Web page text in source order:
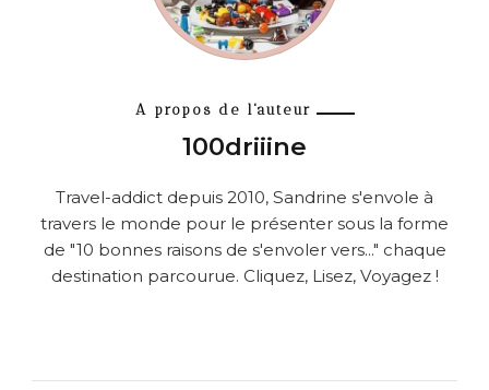
A propos de l'auteur
100driiine
Travel-addict depuis 2010, Sandrine s'envole à
travers le monde pour le présenter sous la forme
de "10 bonnes raisons de s'envoler vers..." chaque
destination parcourue. Cliquez, Lisez, Voyagez !